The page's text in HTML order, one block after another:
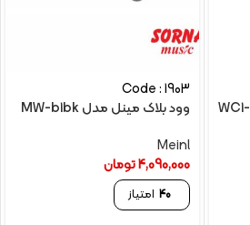
کاستانت کاخن مینل مدل WC1-
Code : 1903
وود بلاک مینل مدل MW-b1bk
Meinl
4,090,000تومان
40 امتیاز